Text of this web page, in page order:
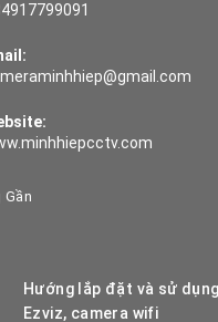
Gần
Hướng lắp đặt và sử
Ezviz, camera wifi